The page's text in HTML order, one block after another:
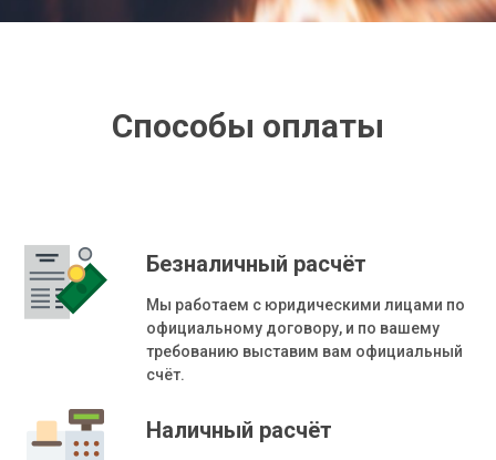
Способы оплаты
Безналичный расчёт
Мы работаем с юридическими лицами по
официальному договору, и по вашему
требованию выставим вам официальный
счёт.
Наличный расчёт